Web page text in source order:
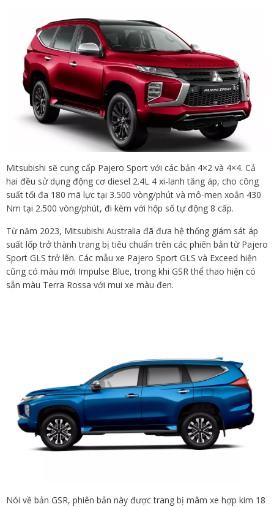
Mitsubishi sẽ cung cấp Pajero Sport với các bản 4×2 và 4×4. Cả
hai đều sử dụng động cơ diesel 2.4L 4 xi-lanh tăng áp, cho công
suất tối đa 180 mã lực tại 3.500 vòng/phút và mô-men xoắn 430
Nm tại 2.500 vòng/phút, đi kèm với hộp số tự động 8 cấp.
Từ năm 2023, Mitsubishi Australia đã đưa hệ thống giám sát áp
suất lốp trở thành trang bị tiêu chuẩn trên các phiên bản từ Pajero
Sport GLS trở lên. Các mẫu xe Pajero Sport GLS và Exceed hiện
cũng có màu mới Impulse Blue, trong khi GSR thể thao hiện có
sẵn màu Terra Rossa với mui xe màu đen.
Nói về bản GSR, phiên bản này được trang bị mâm xe hợp kim 18